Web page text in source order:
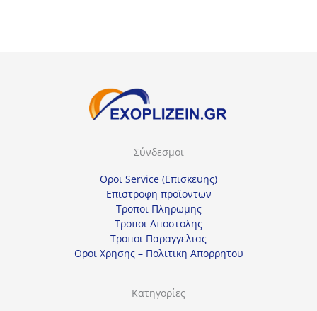
Σύνδεσμοι
Οροι Service (Επισκευης)
Επιστροφη προϊοντων
Τροποι Πληρωμης
Τροποι Αποστολης
Τροποι Παραγγελιας
Οροι Χρησης – Πολιτικη Απορρητου
Κατηγορίες